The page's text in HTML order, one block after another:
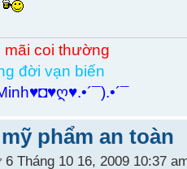
coi thường
đời vạn biến
phẩm an toàn
6 Tháng 10 16, 2009 10:37